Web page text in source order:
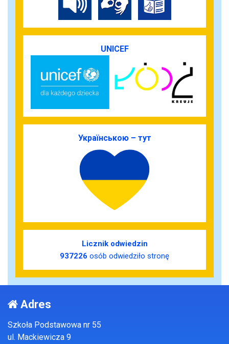
UNICEF
Українською – тут
Licznik odwiedzin
937226 osób odwiedziło stronę
Adres
Szkoła Podstawowa nr 55
ul. Mackiewicza 9